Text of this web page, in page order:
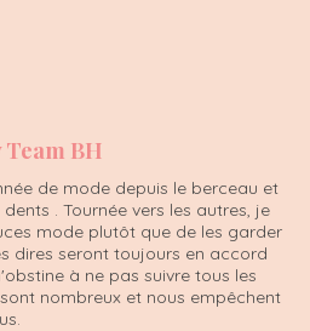
Team BH
de mode depuis le berceau et
. Tournée vers les autres, je
mode plutôt que de les garder
dires seront toujours en accord
à ne pas suivre tous les
nombreux et nous empêchent